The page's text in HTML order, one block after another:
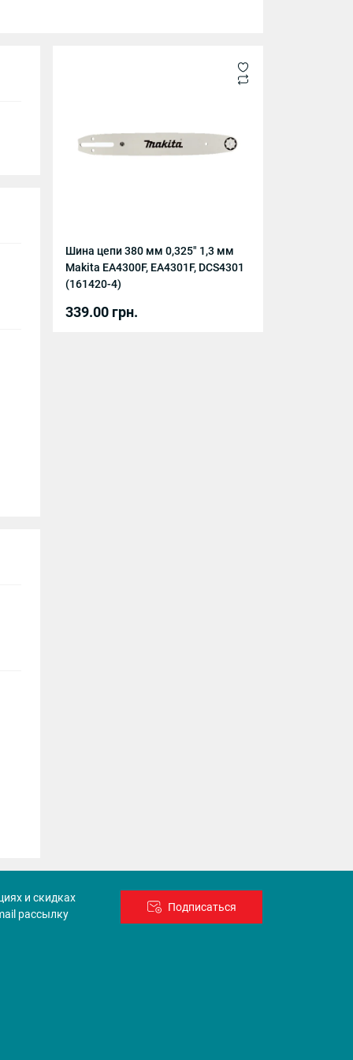
Шина цепи 380 мм 0,325" 1,3 мм
Makita EA4300F, EA4301F, DCS4301
(161420-4)
339.00 грн.
и скидках
рассылку
Подписаться